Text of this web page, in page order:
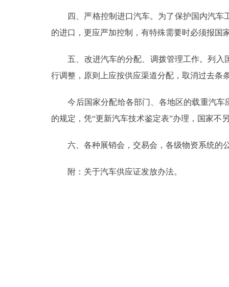
四、严格控制进口汽车。为了保护国内汽车工
的进口，更应严加控制，有特殊需要时必须报国
五、改进汽车的分配、调拨管理工作。列入
行调整，原则上应按供应渠道分配，取消过去条
今后国家分配给各部门、各地区的载重汽车
的规定，凭“更新汽车技术鉴定表”办理，国家不
六、各种展销会，交易会，各级物资系统的
附：关于汽车供应证发放办法。